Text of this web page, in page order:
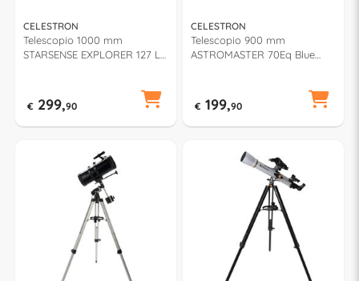
CELESTRON
Telescopio 1000 mm
STARSENSE EXPLORER 127 Lt
€ 299,90
CELESTRON
Telescopio 900 mm
ASTROMASTER 70Eq Blue
€ 199,90